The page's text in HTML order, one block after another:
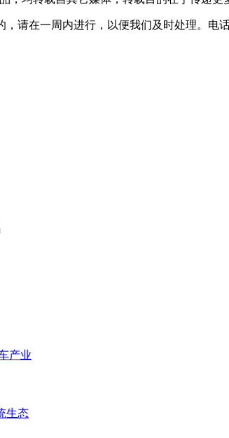
请在一周内进行，以便我们及时处理。电话
产业
生态